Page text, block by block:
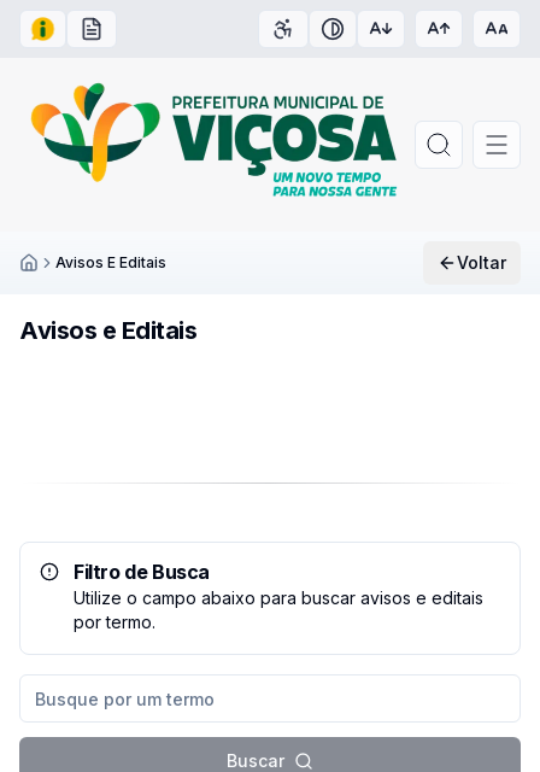
Acesso à Informação
Carta de Serviços Acessibilidade
Contraste
Avisos E Editais Voltar
Avisos e Editais
Filtro de Busca
Utilize o campo abaixo para buscar avisos e editais
por termo.
Buscar